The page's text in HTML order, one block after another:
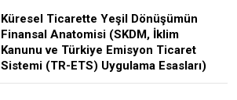
Küresel Ticarette Yeşil Dönüşümün
Finansal Anatomisi (SKDM, İklim
Kanunu ve Türkiye Emisyon Ticaret
Sistemi (TR-ETS) Uygulama Esasları)